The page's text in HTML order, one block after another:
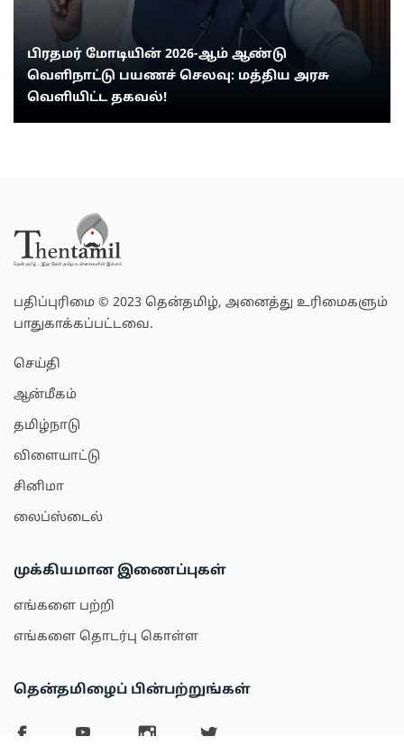
பிரதமர் மோடியின் 2026-ஆம் ஆண்டு
வெளிநாட்டு பயணச் செலவு: மத்திய அரசு
வெளியிட்ட தகவல்!
பதிப்புரிமை © 2023 தென்தமிழ், அனைத்து உரிமைகளும்
பாதுகாக்கப்பட்டவை.
செய்தி
ஆன்மீகம்
தமிழ்நாடு
விளையாட்டு
சினிமா
லைப்ஸ்டைல்
முக்கியமான இணைப்புகள்
எங்களை பற்றி
எங்களை தொடர்பு கொள்ள
தென்தமிழைப் பின்பற்றுங்கள்